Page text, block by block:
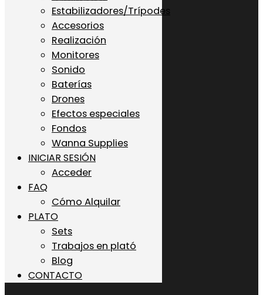
Estabilizadores/Trípodes
Accesorios
Realización
Monitores
Sonido
Baterías
Drones
Efectos especiales
Fondos
Wanna Supplies
INICIAR SESIÓN
Acceder
FAQ
Cómo Alquilar
PLATO
Sets
Trabajos en plató
Blog
CONTACTO